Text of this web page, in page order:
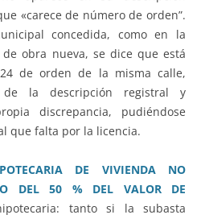
«carece de número de orden”.
concedida, como en la
obra nueva, se dice que está
de orden de la misma calle,
la descripción registral y
discrepancia, pudiéndose
que falta por la licencia.
DE VIVIENDA NO
DEL 50 % DEL VALOR DE
tanto si la subasta